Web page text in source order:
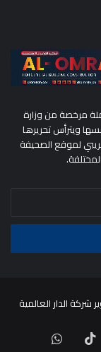
مرخصة من وزارة
ويترأس تحريرها
مايو 2024 بدأ البث التجريبي لموقع الصحيفة
شركة الدار العالمية
‫TikTokواتساب